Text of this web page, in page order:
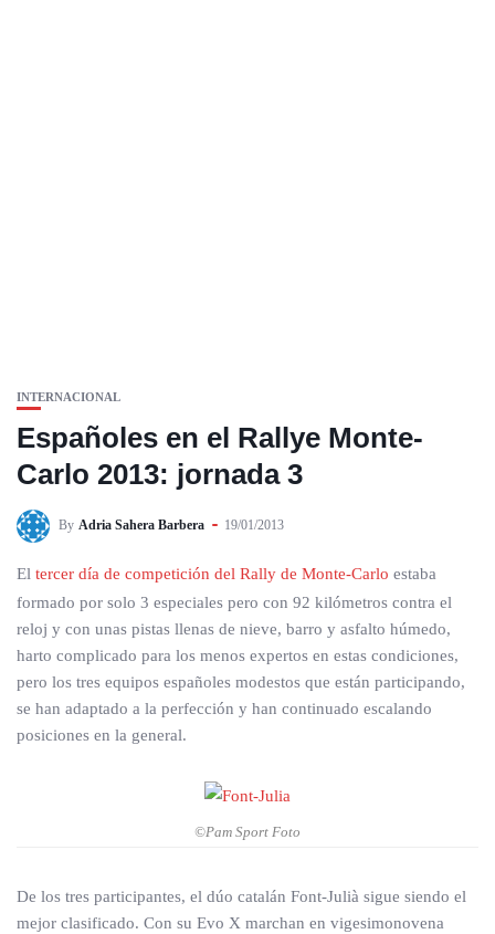
INTERNACIONAL
Españoles en el Rallye Monte-
Carlo 2013: jornada 3
By Adria Sahera Barbera 19/01/2013
El tercer día de competición del Rally de Monte-Carlo estaba
formado por solo 3 especiales pero con 92 kilómetros contra el
reloj y con unas pistas llenas de nieve, barro y asfalto húmedo,
harto complicado para los menos expertos en estas condiciones,
pero los tres equipos españoles modestos que están participando,
se han adaptado a la perfección y han continuado escalando
posiciones en la general.
©Pam Sport Foto
De los tres participantes, el dúo catalán Font-Julià sigue siendo el
mejor clasificado. Con su Evo X marchan en vigesimonovena